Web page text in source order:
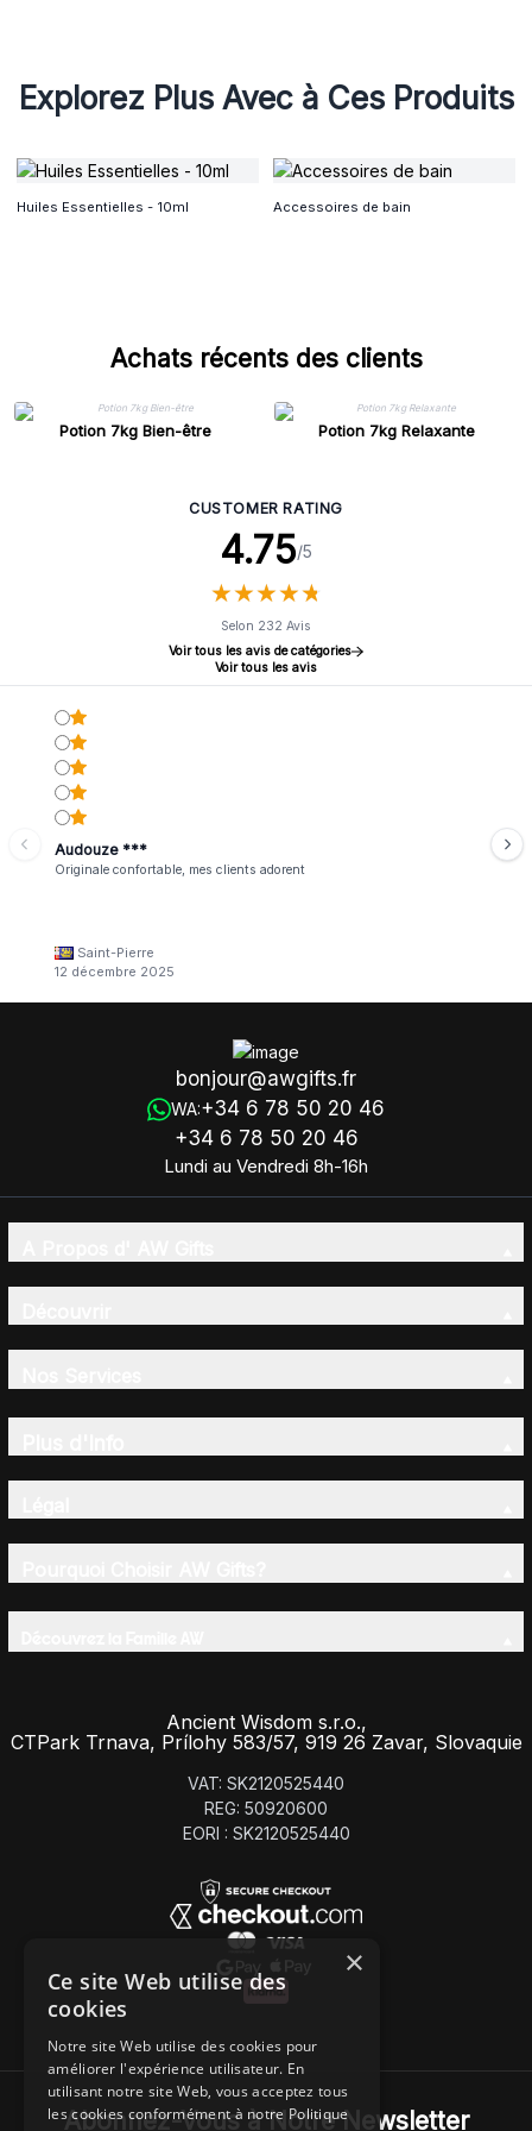
Explorez Plus Avec à Ces Produits
Huiles Essentielles - 10ml Accessoires de bain
Achats récents des clients
Potion 7kg Bien-être Potion 7kg Relaxante
CUSTOMER RATING
4.75/5
★★★★★
★★★★★
Selon 232 Avis
Voir tous les avis de catégories
Voir tous les avis
Audouze ***
Originale confortable, mes clients adorent
Saint-Pierre
12 décembre 2025
bonjour@awgifts.fr
WA:+34 6 78 50 20 46
+34 6 78 50 20 46
Lundi au Vendredi 8h-16h
Ancient Wisdom s.r.o.,
CTPark Trnava, Prílohy 583/57, 919 26 Zavar, Slovaquie
VAT: SK2120525440
REG: 50920600
EORI : SK2120525440
Abonnez-Vous à Notre Newsletter
×
Ce site Web utilise des
cookies
Notre site Web utilise des cookies pour
améliorer l'expérience utilisateur. En
utilisant notre site Web, vous acceptez tous
les cookies conformément à notre Politique